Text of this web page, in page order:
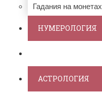
Гадания на монетах
НУМЕРОЛОГИЯ
АСТРОЛОГИЯ